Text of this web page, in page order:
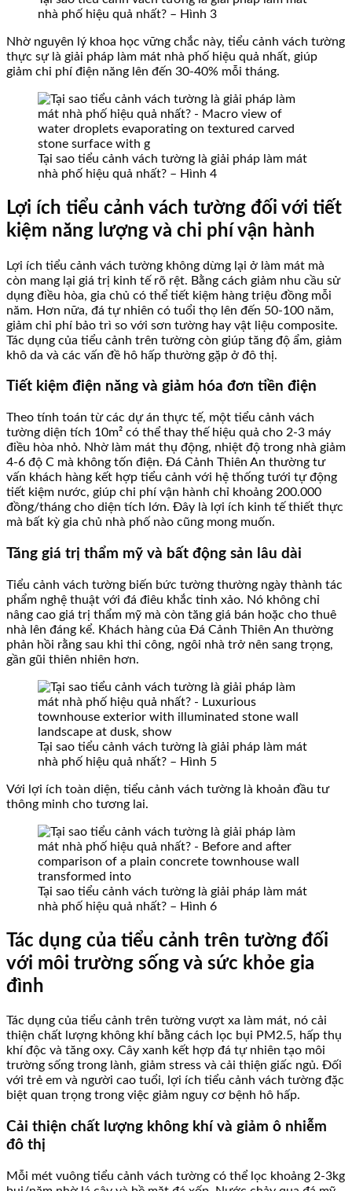
nhà phố hiệu quả nhất? – Hình 3
Nhờ nguyên lý khoa học vững chắc này, tiểu cảnh vách tường
thực sự là giải pháp làm mát nhà phố hiệu quả nhất, giúp
giảm chi phí điện năng lên đến 30-40% mỗi tháng.
Tại sao tiểu cảnh vách tường là giải pháp làm mát
nhà phố hiệu quả nhất? – Hình 4
Lợi ích tiểu cảnh vách tường đối với tiết
kiệm năng lượng và chi phí vận hành
Lợi ích tiểu cảnh vách tường không dừng lại ở làm mát mà
còn mang lại giá trị kinh tế rõ rệt. Bằng cách giảm nhu cầu sử
dụng điều hòa, gia chủ có thể tiết kiệm hàng triệu đồng mỗi
năm. Hơn nữa, đá tự nhiên có tuổi thọ lên đến 50-100 năm,
giảm chi phí bảo trì so với sơn tường hay vật liệu composite.
Tác dụng của tiểu cảnh trên tường còn giúp tăng độ ẩm, giảm
khô da và các vấn đề hô hấp thường gặp ở đô thị.
Tiết kiệm điện năng và giảm hóa đơn tiền điện
Theo tính toán từ các dự án thực tế, một tiểu cảnh vách
tường diện tích 10m² có thể thay thế hiệu quả cho 2-3 máy
điều hòa nhỏ. Nhờ làm mát thụ động, nhiệt độ trong nhà giảm
4-6 độ C mà không tốn điện. Đá Cảnh Thiên An thường tư
vấn khách hàng kết hợp tiểu cảnh với hệ thống tưới tự động
tiết kiệm nước, giúp chi phí vận hành chỉ khoảng 200.000
đồng/tháng cho diện tích lớn. Đây là lợi ích kinh tế thiết thực
mà bất kỳ gia chủ nhà phố nào cũng mong muốn.
Tăng giá trị thẩm mỹ và bất động sản lâu dài
Tiểu cảnh vách tường biến bức tường thường ngày thành tác
phẩm nghệ thuật với đá điêu khắc tinh xảo. Nó không chỉ
nâng cao giá trị thẩm mỹ mà còn tăng giá bán hoặc cho thuê
nhà lên đáng kể. Khách hàng của Đá Cảnh Thiên An thường
phản hồi rằng sau khi thi công, ngôi nhà trở nên sang trọng,
gần gũi thiên nhiên hơn.
Tại sao tiểu cảnh vách tường là giải pháp làm mát
nhà phố hiệu quả nhất? – Hình 5
Với lợi ích toàn diện, tiểu cảnh vách tường là khoản đầu tư
thông minh cho tương lai.
Tại sao tiểu cảnh vách tường là giải pháp làm mát
nhà phố hiệu quả nhất? – Hình 6
Tác dụng của tiểu cảnh trên tường đối
với môi trường sống và sức khỏe gia
đình
Tác dụng của tiểu cảnh trên tường vượt xa làm mát, nó cải
thiện chất lượng không khí bằng cách lọc bụi PM2.5, hấp thụ
khí độc và tăng oxy. Cây xanh kết hợp đá tự nhiên tạo môi
trường sống trong lành, giảm stress và cải thiện giấc ngủ. Đối
với trẻ em và người cao tuổi, lợi ích tiểu cảnh vách tường đặc
biệt quan trọng trong việc giảm nguy cơ bệnh hô hấp.
Cải thiện chất lượng không khí và giảm ô nhiễm
đô thị
Mỗi mét vuông tiểu cảnh vách tường có thể lọc khoảng 2-3kg